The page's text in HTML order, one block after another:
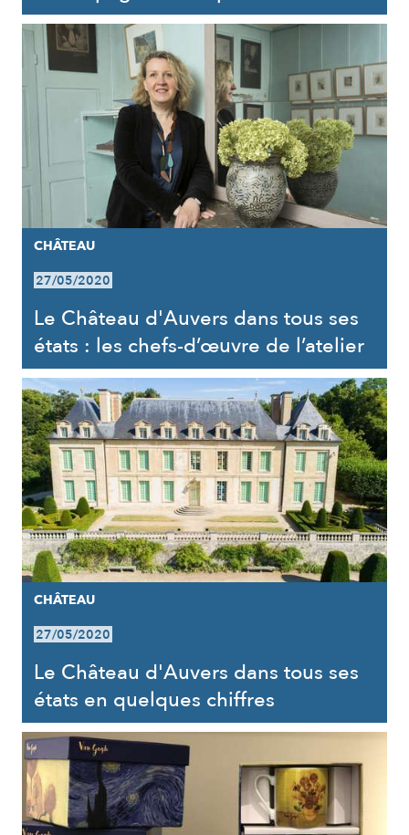
CHÂTEAU
27/05/2020
Le Château d'Auvers dans tous ses
états : les chefs-d’œuvre de l’atelier
CHÂTEAU
27/05/2020
Le Château d'Auvers dans tous ses
états en quelques chiffres